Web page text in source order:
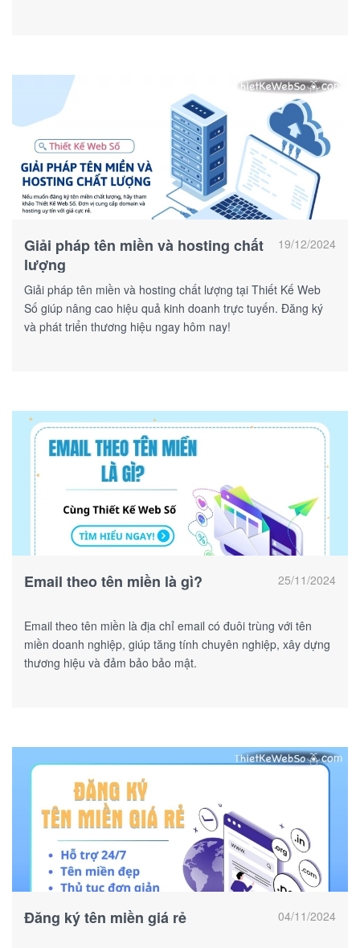
19/12/2024
Giải pháp tên miền và hosting chất
lượng
Giải pháp tên miền và hosting chất lượng tại Thiết Kế Web
Số giúp nâng cao hiệu quả kinh doanh trực tuyến. Đăng ký
và phát triển thương hiệu ngay hôm nay!
25/11/2024
Email theo tên miền là gì?
Email theo tên miền là địa chỉ email có đuôi trùng với tên
miền doanh nghiệp, giúp tăng tính chuyên nghiệp, xây dựng
thương hiệu và đảm bảo bảo mật.
04/11/2024
Đăng ký tên miền giá rẻ